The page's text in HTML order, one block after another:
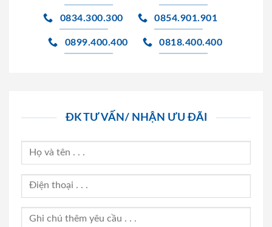
0834.300.300 0854.901.901
0899.400.400 0818.400.400
ĐK TƯ VẤN/ NHẬN ƯU ĐÃI